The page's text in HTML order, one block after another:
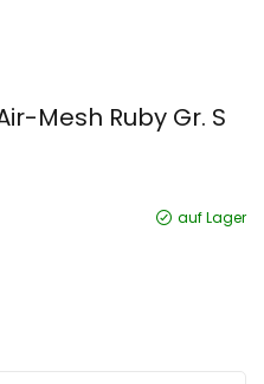
Mesh Ruby Gr. S
auf Lager